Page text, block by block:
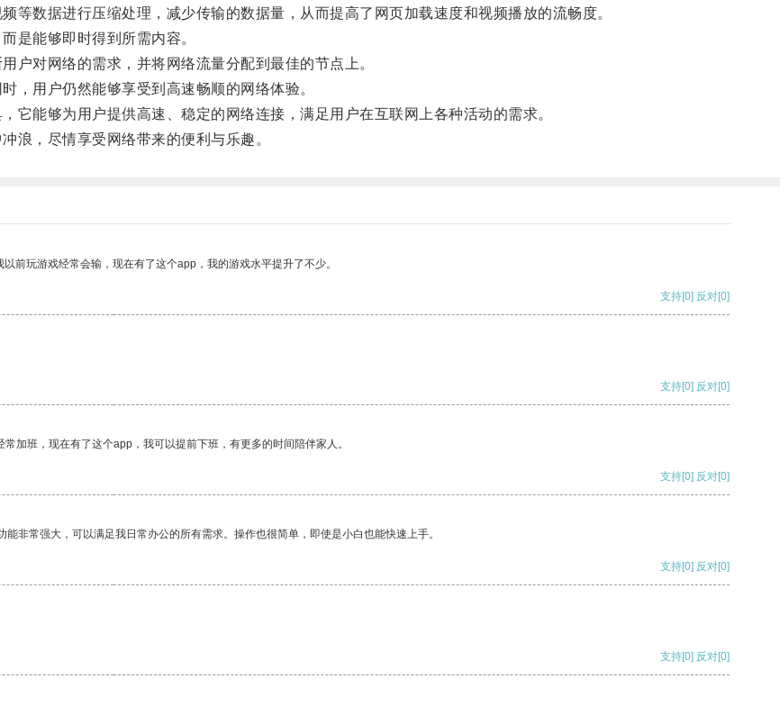
数据进行压缩处理，减少传输的数据量，从而提高了网页加载速度和视频播放的流畅度。
能够即时得到所需内容。
对网络的需求，并将网络流量分配到最佳的节点上。
用户仍然能够享受到高速畅顺的网络体验。
能够为用户提供高速、稳定的网络连接，满足用户在互联网上各种活动的需求。
，尽情享受网络带来的便利与乐趣。
前玩游戏经常会输，现在有了这个app，我的游戏水平提升了不少。
支持[0] 反对[0]
支持[0] 反对[0]
加班，现在有了这个app，我可以提前下班，有更多的时间陪伴家人。
支持[0] 反对[0]
非常强大，可以满足我日常办公的所有需求。操作也很简单，即使是小白也能快速上手。
支持[0] 反对[0]
支持[0] 反对[0]